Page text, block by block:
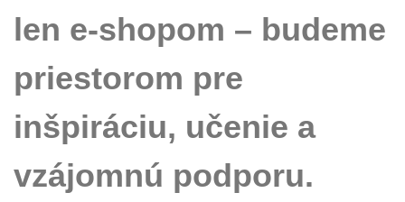
len e-shopom – budeme
priestorom pre
inšpiráciu, učenie a
vzájomnú podporu.